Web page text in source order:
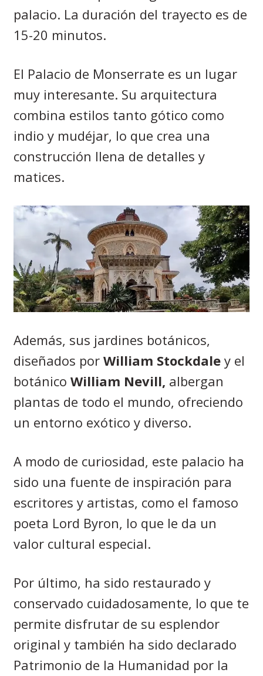
palacio. La duración del trayecto es de
15-20 minutos.
El Palacio de Monserrate es un lugar
muy interesante. Su arquitectura
combina estilos tanto gótico como
indio y mudéjar, lo que crea una
construcción llena de detalles y
matices.
Además, sus jardines botánicos,
diseñados por William Stockdale y el
botánico William Nevill, albergan
plantas de todo el mundo, ofreciendo
un entorno exótico y diverso.
A modo de curiosidad, este palacio ha
sido una fuente de inspiración para
escritores y artistas, como el famoso
poeta Lord Byron, lo que le da un
valor cultural especial.
Por último, ha sido restaurado y
conservado cuidadosamente, lo que te
permite disfrutar de su esplendor
original y también ha sido declarado
Patrimonio de la Humanidad por la